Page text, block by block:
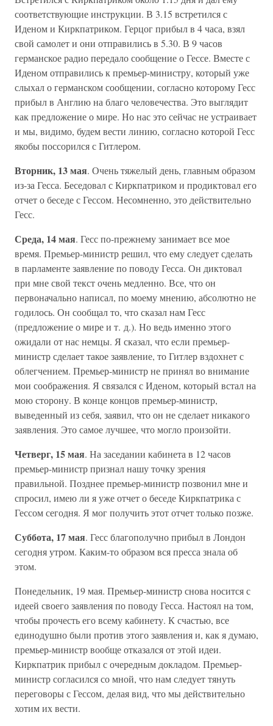
соответствующие инструкции. В 3.15 встретился с
Иденом и Киркпатриком. Герцог прибыл в 4 часа, взял
свой самолет и они отправились в 5.30. В 9 часов
германское радио передало сообщение о Гессе. Вместе с
Иденом отправились к премьер-министру, который уже
слыхал о германском сообщении, согласно которому Гесс
прибыл в Англию на благо человечества. Это выглядит
как предложение о мире. Но нас это сейчас не устраивает
и мы, видимо, будем вести линию, согласно которой Гесс
якобы поссорился с Гитлером.
Вторник, 13 мая. Очень тяжелый день, главным образом
из-за Гесса. Беседовал с Киркпатриком и продиктовал его
отчет о беседе с Гессом. Несомненно, это действительно
Гесс.
Среда, 14 мая. Гесс по-прежнему занимает все мое
время. Премьер-министр решил, что ему следует сделать
в парламенте заявление по поводу Гесса. Он диктовал
при мне свой текст очень медленно. Все, что он
первоначально написал, по моему мнению, абсолютно не
годилось. Он сообщал то, что сказал нам Гесс
(предложение о мире и т. д.). Но ведь именно этого
ожидали от нас немцы. Я сказал, что если премьер-
министр сделает такое заявление, то Гитлер вздохнет с
облегчением. Премьер-министр не принял во внимание
мои соображения. Я связался с Иденом, который встал на
мою сторону. В конце концов премьер-министр,
выведенный из себя, заявил, что он не сделает никакого
заявления. Это самое лучшее, что могло произойти.
Четверг, 15 мая. На заседании кабинета в 12 часов
премьер-министр признал нашу точку зрения
правильной. Позднее премьер-министр позвонил мне и
спросил, имею ли я уже отчет о беседе Киркпатрика с
Гессом сегодня. Я мог получить этот отчет только позже.
Суббота, 17 мая. Гесс благополучно прибыл в Лондон
сегодня утром. Каким-то образом вся пресса знала об
этом.
Понедельник, 19 мая. Премьер-министр снова носится с
идеей своего заявления по поводу Гесса. Настоял на том,
чтобы прочесть его всему кабинету. К счастью, все
единодушно были против этого заявления и, как я думаю,
премьер-министр вообще отказался от этой идеи.
Киркпатрик прибыл с очередным докладом. Премьер-
министр согласился со мной, что нам следует тянуть
переговоры с Гессом, делая вид, что мы действительно
хотим их вести.